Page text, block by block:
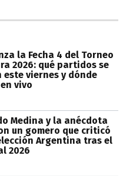
la Fecha 4 del Torneo
2026: qué partidos se
este viernes y dónde
vivo
Medina y la anécdota
un gomero que criticó
Argentina tras el
2026